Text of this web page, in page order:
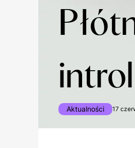
Aktualności 17